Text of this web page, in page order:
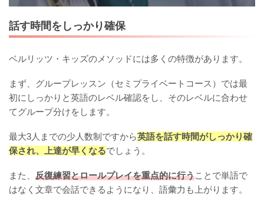
話す時間をしっかり確保
ベルリッツ・キッズのメソッドには多くの特徴があります。
まず、グループレッスン（セミプライベートコース）では最
初にしっかりと英語のレベル確認をし、そのレベルに合わせ
てグループ分けをします。
最大3人までの少人数制ですから英語を話す時間がしっかり確
保され、上達が早くなるでしょう。
また、 反復練習とロールプレイを重点的に行うことで単語で
はなく文章で会話できるようになり、語彙力も上がります。